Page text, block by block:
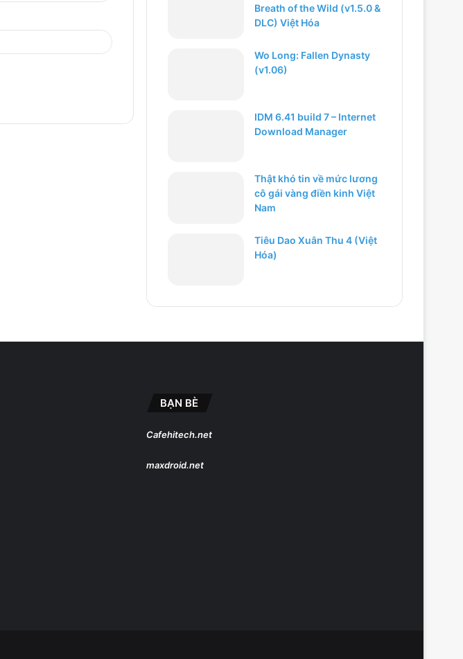
Breath of the Wild (v1.5.0 &
DLC) Việt Hóa
Wo Long: Fallen Dynasty
(v1.06)
IDM 6.41 build 7 – Internet
Download Manager
Thật khó tin về mức lương
cô gái vàng điền kinh Việt
Nam
Tiêu Dao Xuân Thu 4 (Việt
Hóa)
BẠN BÈ
Cafehitech.net
maxdroid.net